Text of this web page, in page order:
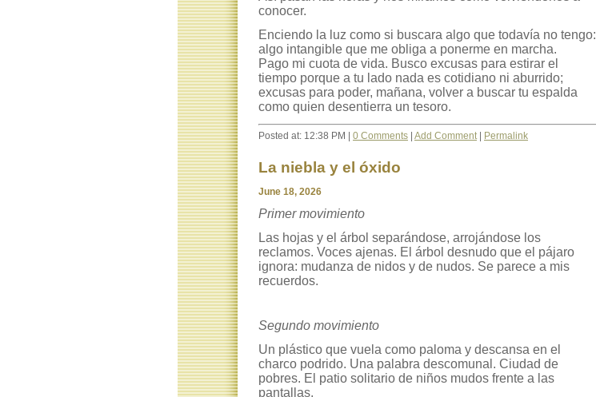
conocer.
Enciendo la luz como si buscara algo que todavía no tengo:
algo intangible que me obliga a ponerme en marcha.
Pago mi cuota de vida. Busco excusas para estirar el
tiempo porque a tu lado nada es cotidiano ni aburrido;
excusas para poder, mañana, volver a buscar tu espalda
como quien desentierra un tesoro.
Posted at: 12:38 PM | 0 Comments Add Comment| Permalink
La niebla y el óxido
June 18, 2026
Primer movimiento
Las hojas y el árbol separándose, arrojándose los
reclamos. Voces ajenas. El árbol desnudo que el pájaro
ignora: mudanza de nidos y de nudos. Se parece a mis
recuerdos.
Segundo movimiento
Un plástico que vuela como paloma y descansa en el
charco podrido. Una palabra descomunal. Ciudad de
pobres. El patio solitario de niños mudos frente a las
pantallas.